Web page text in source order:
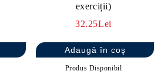
exerciții)
32.25Lei
Produs Disponibil